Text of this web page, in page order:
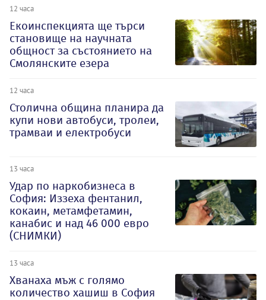
12 часа
Екоинспекцията ще търси
становище на научната
общност за състоянието на
Смолянските езера
12 часа
Столична община планира да
купи нови автобуси, тролеи,
трамваи и електробуси
13 часа
Удар по наркобизнеса в
София: Иззеха фентанил,
кокаин, метамфетамин,
канабис и над 46 000 евро
(СНИМКИ)
13 часа
Хванаха мъж с голямо
количество хашиш в София